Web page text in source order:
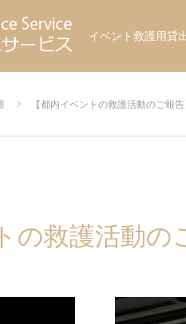
イベント救護用貸
【都内イベントの救護活動のご報
の救護活動